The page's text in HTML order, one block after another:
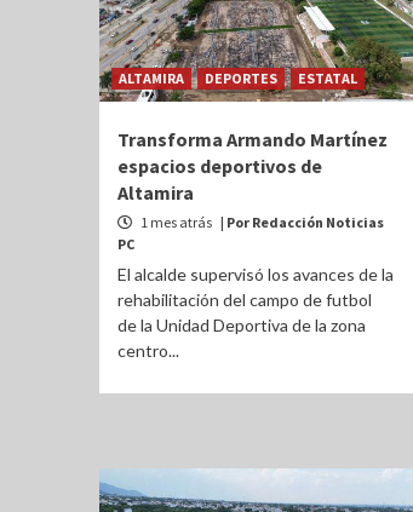
ALTAMIRA DEPORTES ESTATAL
Transforma Armando Martínez
espacios deportivos de
Altamira
1 mes atrás | Por Redacción Noticias
PC
El alcalde supervisó los avances de la
rehabilitación del campo de futbol
de la Unidad Deportiva de la zona
centro...